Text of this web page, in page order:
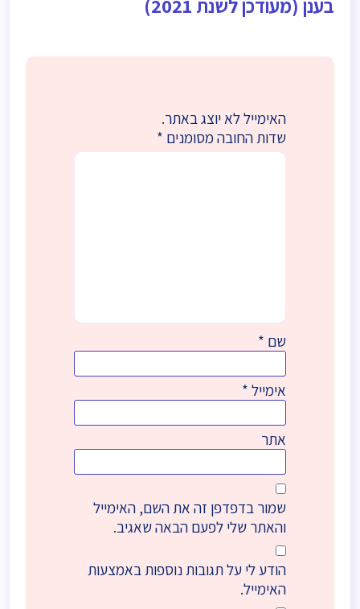
בענן (מעודכן לשנת 2021)
האימייל לא יוצג באתר.
שדות החובה מסומנים *
שם *
אימייל *
אתר
שמור בדפדפן זה את השם, האימייל
והאתר שלי לפעם הבאה שאגיב.
הודע לי על תגובות נוספות באמצעות
האימייל.